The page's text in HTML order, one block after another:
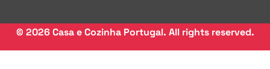
© 2026Casa e Cozinha Portugal. All rights reserved.